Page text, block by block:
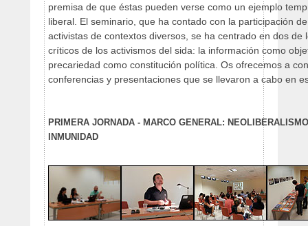
premisa de que éstas pueden verse como un ejemplo
liberal. El seminario, que ha contado con la participación
activistas de contextos diversos, se ha centrado en dos de
críticos de los activismos del sida: la información como
precariedad como constitución política. Os ofrecemos a
conferencias y presentaciones que se llevaron a cabo en
PRIMERA JORNADA - MARCO GENERAL:
INMUNIDAD